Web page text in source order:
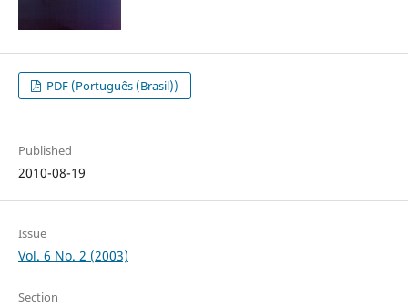
PDF (Português (Brasil))
Published
2010-08-19
Issue
Vol. 6 No. 2 (2003)
Section